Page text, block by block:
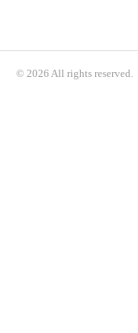
© 2026 All rights reserved.